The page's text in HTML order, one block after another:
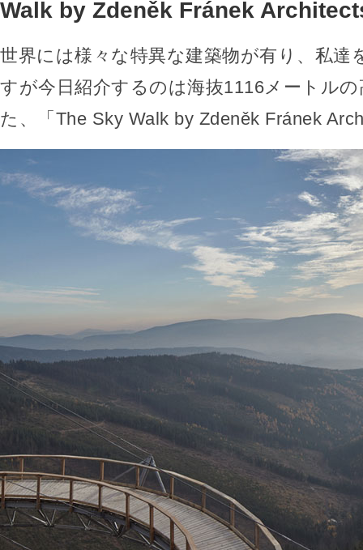
Walk by Zdeněk Fránek
世界には様々な特異な建築物が有り、私達
すが今日紹介するのは海抜1116メートル
た、「The Sky Walk by Zdeněk Fránek